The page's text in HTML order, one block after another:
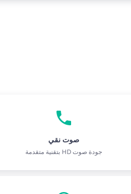
صوت نقي
جودة صوت HD بتقنية متقدمة